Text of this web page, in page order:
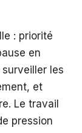
: priorité
en
surveiller les
et
Le travail
pression